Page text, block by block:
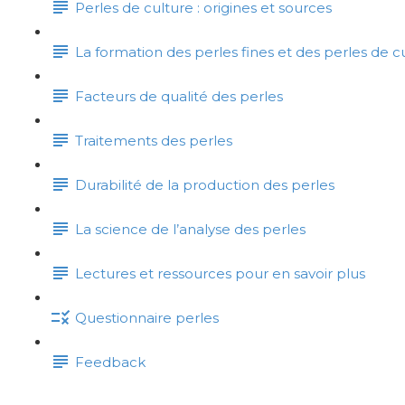
Perles de culture : origines et sources
La formation des perles fines et des perles de
Facteurs de qualité des perles
Traitements des perles
Durabilité de la production des perles
La science de l’analyse des perles
Lectures et ressources pour en savoir plus
Questionnaire perles
Feedback